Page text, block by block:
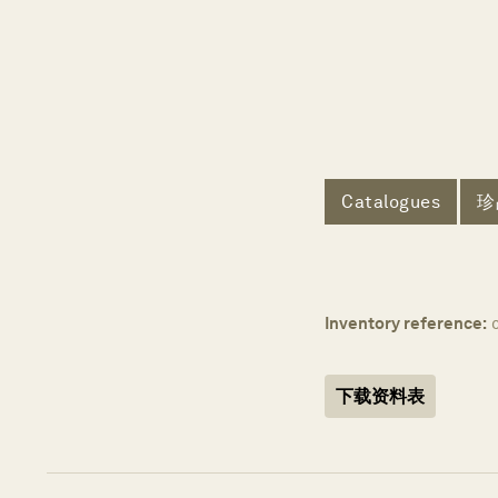
Catalogues
Inventory reference:
下载资料表